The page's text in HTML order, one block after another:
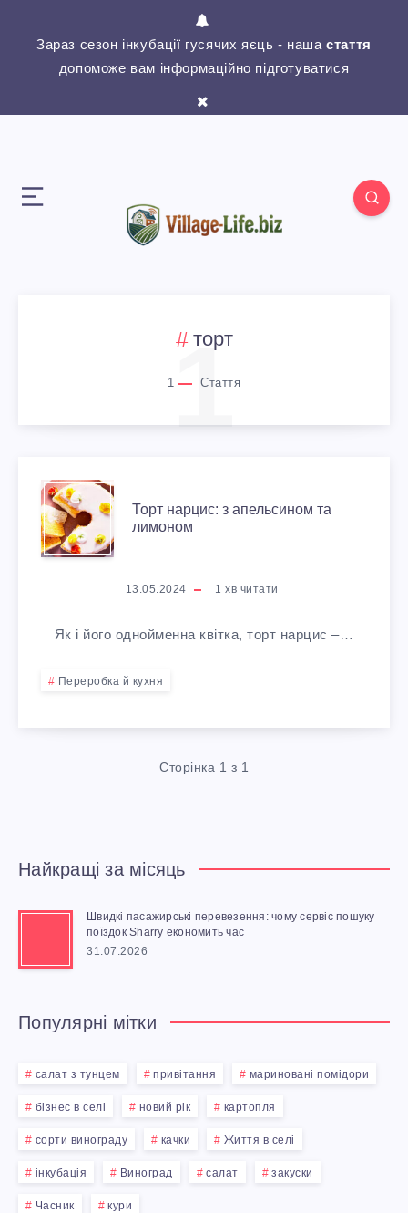
Зараз сезон інкубації гусячих яєць - нашастаття
допоможе вам інформаційно підготуватися
торт
1 Стаття
1
Т
О
Т
Н
А
С
:
З
А
П
Е
Л
Ь
Торт нарцис: з апельсином та
лимоном
13.05.2024 1 хв читати
Як і його однойменна квітка, торт нарцис –…
Переробка й кухня
Сторінка 1 з 1
Найкращі за місяць
Швидкі пасажирські перевезення: чому сервіс пошуку
поїздок Sharry економить час
31.07.2026
Популярні мітки
салат з тунцем привітання мариновані помідори
бізнес в селі новий рік картопля
сорти винограду качки Життя в селі
інкубація Виноград салат закуски
Часник кури